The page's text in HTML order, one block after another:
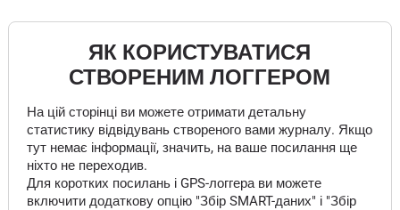
ЯК КОРИСТУВАТИСЯ
СТВОРЕНИМ ЛОГГЕРОМ
На цій сторінці ви можете отримати детальну
статистику відвідувань створеного вами журналу. Якщо
тут немає інформації, значить, на ваше посилання ще
ніхто не переходив.
Для коротких посилань і GPS-логгера ви можете
включити додаткову опцію "Збір SMART-даних" і "Збір